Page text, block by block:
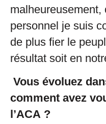
personnel je suis
de plus fier le
résultat soit en
Vous évoluez
comment avez
l’ACA ?